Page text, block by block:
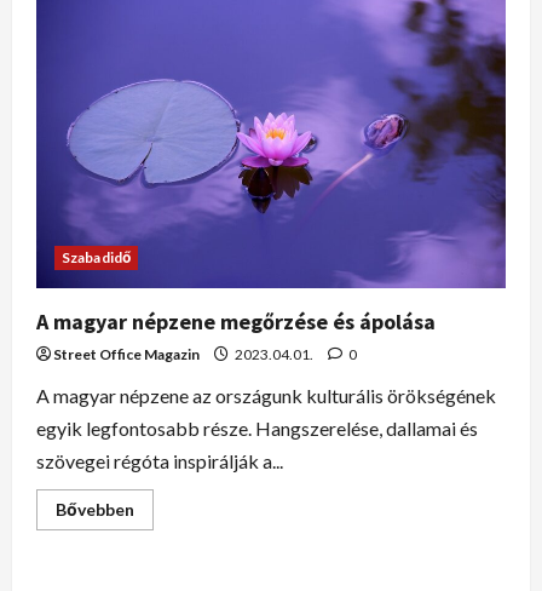
Szabadidő
A magyar népzene megőrzése és ápolása
Street Office Magazin 2023.04.01. 0
A magyar népzene az országunk kulturális örökségének
egyik legfontosabb része. Hangszerelése, dallamai és
szövegei régóta inspirálják a...
Bővebben